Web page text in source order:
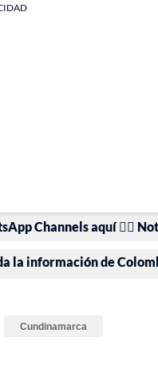
Channels aquí 👉🏻
la información de
Cundinamarca